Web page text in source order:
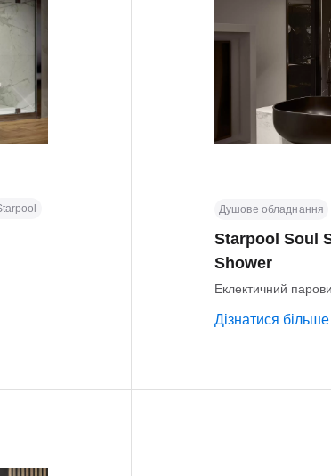
Starpool Soul
Shower
Еклектичний
Дізнатися більше
Душове обладнання